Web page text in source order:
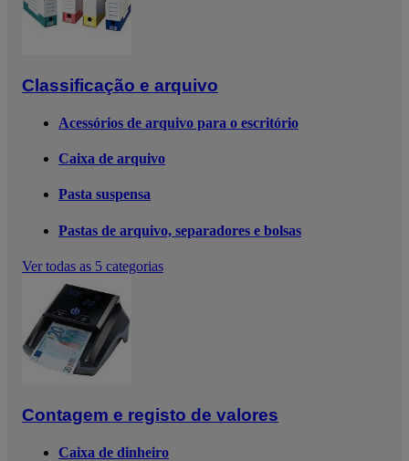
Classificação e arquivo
Acessórios de arquivo para o escritório
Caixa de arquivo
Pasta suspensa
Pastas de arquivo, separadores e bolsas
Ver todas as 5 categorias
Contagem e registo de valores
Caixa de dinheiro